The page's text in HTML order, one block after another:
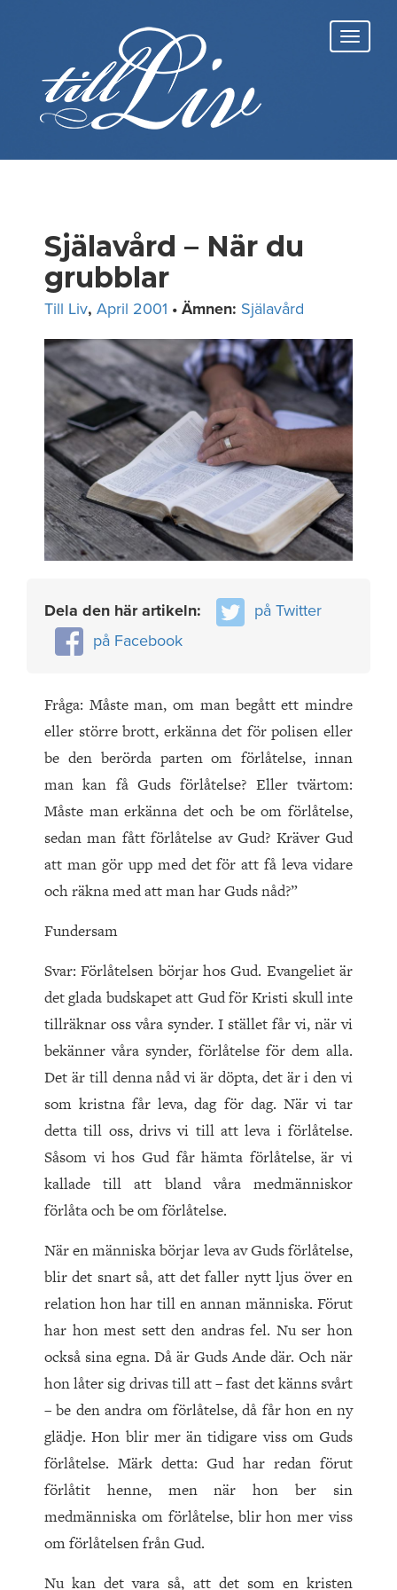
Själavård – När du
grubblar
Till Liv, April 2001 • Ämnen: Själavård
Dela den här artikeln:
på Twitter
på Facebook
Fråga: Måste man, om man begått ett mindre
eller större brott, erkänna det för polisen eller
be den berörda parten om förlåtelse, innan
man kan få Guds förlåtelse? Eller tvärtom:
Måste man erkänna det och be om förlåtelse,
sedan man fått förlåtelse av Gud? Kräver Gud
att man gör upp med det för att få leva vidare
och räkna med att man har Guds nåd?”
Fundersam
Svar: Förlåtelsen börjar hos Gud. Evangeliet är
det glada budskapet att Gud för Kristi skull inte
tillräknar oss våra synder. I stället får vi, när vi
bekänner våra synder, förlåtelse för dem alla.
Det är till denna nåd vi är döpta, det är i den vi
som kristna får leva, dag för dag. När vi tar
detta till oss, drivs vi till att leva i förlåtelse.
Såsom vi hos Gud får hämta förlåtelse, är vi
kallade till att bland våra medmänniskor
förlåta och be om förlåtelse.
När en människa börjar leva av Guds förlåtelse,
blir det snart så, att det faller nytt ljus över en
relation hon har till en annan människa. Förut
har hon mest sett den andras fel. Nu ser hon
också sina egna. Då är Guds Ande där. Och när
hon låter sig drivas till att – fast det känns svårt
– be den andra om förlåtelse, då får hon en ny
glädje. Hon blir mer än tidigare viss om Guds
förlåtelse. Märk detta: Gud har redan förut
förlåtit henne, men när hon ber sin
medmänniska om förlåtelse, blir hon mer viss
om förlåtelsen från Gud.
Nu kan det vara så, att det som en kristen